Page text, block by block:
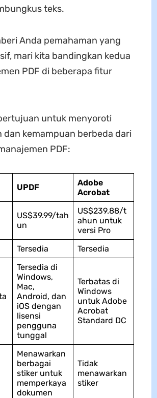
teks.
Anda pemahaman yang
mari kita bandingkan kedua
PDF di beberapa fitur
untuk menyoroti
dan kemampuan berbeda dari
PDF:
UPDF
Adobe
Acrobat
US$39.99/tah
un
US$239.88/t
ahun untuk
versi Pro
Tersedia Tersedia
Tersedia di
Windows,
Mac,
Android, dan
iOS dengan
lisensi
pengguna
tunggal
Terbatas di
Windows
untuk Adobe
Acrobat
Standard DC
Menawarkan
berbagai
stiker untuk
memperkaya
dokumen
Tidak
menawarkan
stiker